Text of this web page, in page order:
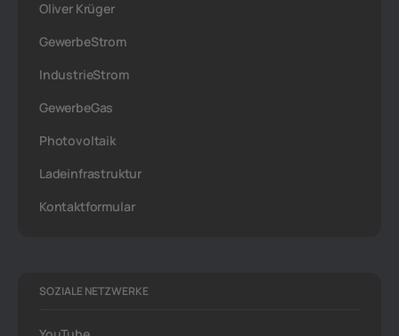
Oliver Krüger
GewerbeStrom
IndustrieStrom
GewerbeGas
Photovoltaik
Ladeinfrastruktur
Kontaktformular
SOZIALE NETZWERKE